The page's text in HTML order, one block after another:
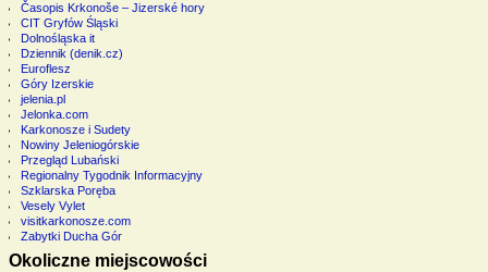
Časopis Krkonoše – Jizerské hory
CIT Gryfów Śląski
Dolnośląska it
Dziennik (denik.cz)
Euroflesz
Góry Izerskie
jelenia.pl
Jelonka.com
Karkonosze i Sudety
Nowiny Jeleniogórskie
Przegląd Lubański
Regionalny Tygodnik Informacyjny
Szklarska Poręba
Vesely Vylet
visitkarkonosze.com
Zabytki Ducha Gór
Okoliczne miejscowości